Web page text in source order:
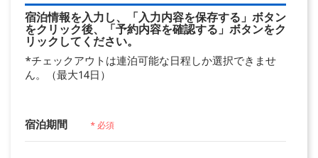
宿泊情報を入力し、「入力内容を保存する」ボタン
をクリック後、「予約内容を確認する」ボタンをク
リックしてください。
*チェックアウトは連泊可能な日程しか選択できませ
ん。（最大14日）
宿泊期間 * 必須